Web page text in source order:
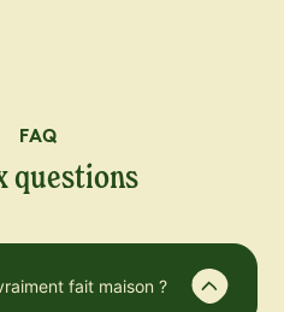
FAQ
questions
fait maison ?